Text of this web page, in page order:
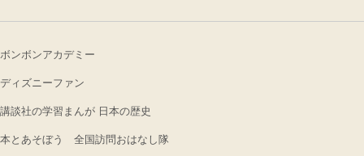
ボンボンアカデミー
ディズニーファン
講談社の学習まんが 日本の歴史
本とあそぼう 全国訪問おはなし隊